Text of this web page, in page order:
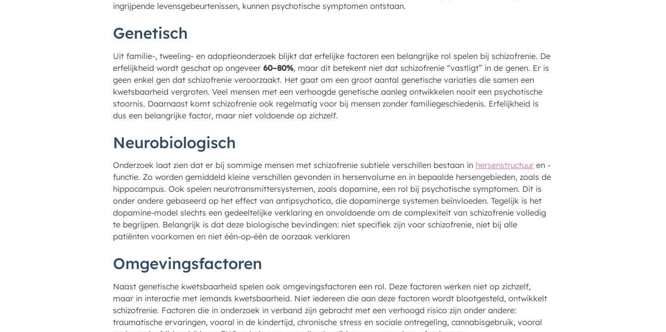
ingrijpende levensgebeurtenissen, kunnen psychotische symptomen ontstaan.
Genetisch
Uit familie-, tweeling- en adoptieonderzoek blijkt dat erfelijke factoren een belangrijke rol spelen bij schizofrenie. De
erfelijkheid wordt geschat op ongeveer60–80%, maar dit betekent niet dat schizofrenie “vastligt” in de genen. Er is
geen enkel gen dat schizofrenie veroorzaakt. Het gaat om een groot aantal genetische variaties die samen een
kwetsbaarheid vergroten. Veel mensen met een verhoogde genetische aanleg ontwikkelen nooit een psychotische
stoornis. Daarnaast komt schizofrenie ook regelmatig voor bij mensen zonder familiegeschiedenis. Erfelijkheid is
dus een belangrijke factor, maar niet voldoende op zichzelf.
Neurobiologisch
Onderzoek laat zien dat er bij sommige mensen met schizofrenie subtiele verschillen bestaan in hersenstructuur en -
functie. Zo worden gemiddeld kleine verschillen gevonden in hersenvolume en in bepaalde hersengebieden, zoals de
hippocampus. Ook spelen neurotransmittersystemen, zoals dopamine, een rol bij psychotische symptomen. Dit is
onder andere gebaseerd op het effect van antipsychotica, die dopaminerge systemen beïnvloeden. Tegelijk is het
dopamine-model slechts een gedeeltelijke verklaring en onvoldoende om de complexiteit van schizofrenie volledig
te begrijpen. Belangrijk is dat deze biologische bevindingen: niet specifiek zijn voor schizofrenie, niet bij alle
patiënten voorkomen en niet één-op-één de oorzaak verklaren
Omgevingsfactoren
Naast genetische kwetsbaarheid spelen ook omgevingsfactoren een rol. Deze factoren werken niet op zichzelf,
maar in interactie met iemands kwetsbaarheid. Niet iedereen die aan deze factoren wordt blootgesteld, ontwikkelt
schizofrenie. Factoren die in onderzoek in verband zijn gebracht met een verhoogd risico zijn onder andere:
traumatische ervaringen, vooral in de kindertijd, chronische stress en sociale ontregeling, cannabisgebruik, vooral